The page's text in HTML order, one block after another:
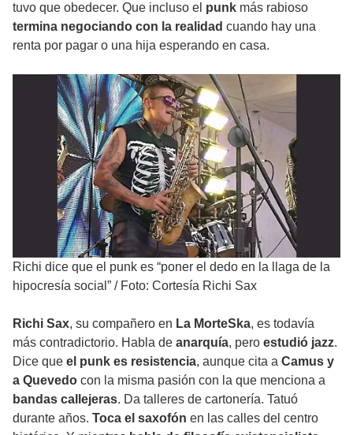
tuvo que obedecer. Que incluso el punk más rabioso
termina negociando con la realidad cuando hay una
renta por pagar o una hija esperando en casa.
Richi dice que el punk es “poner el dedo en la llaga de la
hipocresía social” / Foto: Cortesía Richi Sax
Richi Sax, su compañero en La MorteSka, es todavía
más contradictorio. Habla de anarquía, pero estudió jazz.
Dice que el punk es resistencia, aunque cita a Camus y
a Quevedo con la misma pasión con la que menciona a
bandas callejeras. Da talleres de cartonería. Tatuó
durante años. Toca el saxofón en las calles del centro